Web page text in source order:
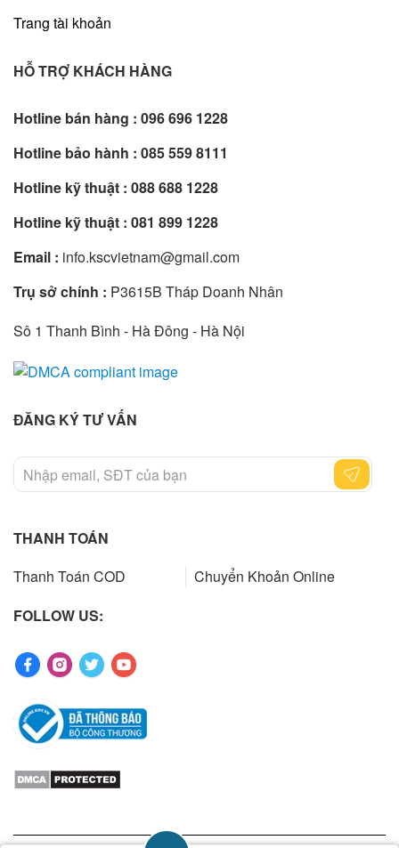
Trang tài khoản
HỖ TRỢ KHÁCH HÀNG
Hotline bán hàng : 096 696 1228
Hotline bảo hành : 085 559 8111
Hotline kỹ thuật : 088 688 1228
Hotline kỹ thuật : 081 899 1228
Email : info.kscvietnam@gmail.com
Trụ sở chính : P3615B Tháp Doanh Nhân
Sô 1 Thanh Bình - Hà Đông - Hà Nội
ĐĂNG KÝ TƯ VẤN
THANH TOÁN
Thanh Toán COD
Chuyển Khoản Online
FOLLOW US: